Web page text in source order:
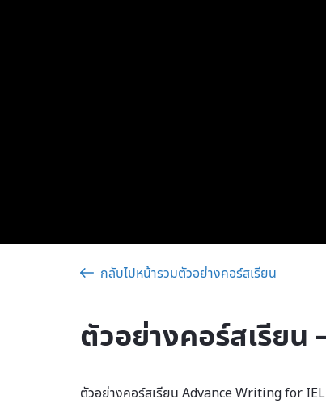
กลับไปหน้ารวมตัวอย่างคอร์สเรียน
ตัวอย่างคอร์สเรีย
ตัวอย่างคอร์สเรียน Advance Writing for